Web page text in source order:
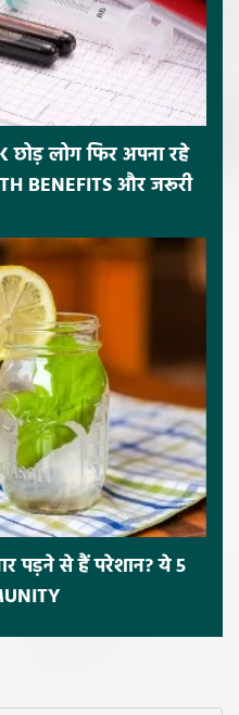
छोड़ लोग फिर अपना रहे
BENEFITS और जरूरी
पड़ने से हैं परेशान? ये 5